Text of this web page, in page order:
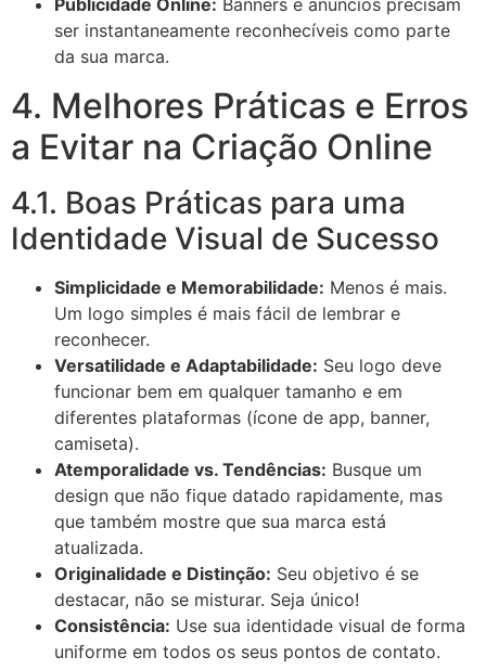
Publicidade Online: Banners e anúncios precisam
ser instantaneamente reconhecíveis como parte
da sua marca.
4. Melhores Práticas e Erros
a Evitar na Criação Online
4.1. Boas Práticas para uma
Identidade Visual de Sucesso
Simplicidade e Memorabilidade: Menos é mais.
Um logo simples é mais fácil de lembrar e
reconhecer.
Versatilidade e Adaptabilidade: Seu logo deve
funcionar bem em qualquer tamanho e em
diferentes plataformas (ícone de app, banner,
camiseta).
Atemporalidade vs. Tendências: Busque um
design que não fique datado rapidamente, mas
que também mostre que sua marca está
atualizada.
Originalidade e Distinção: Seu objetivo é se
destacar, não se misturar. Seja único!
Consistência: Use sua identidade visual de forma
uniforme em todos os seus pontos de contato.